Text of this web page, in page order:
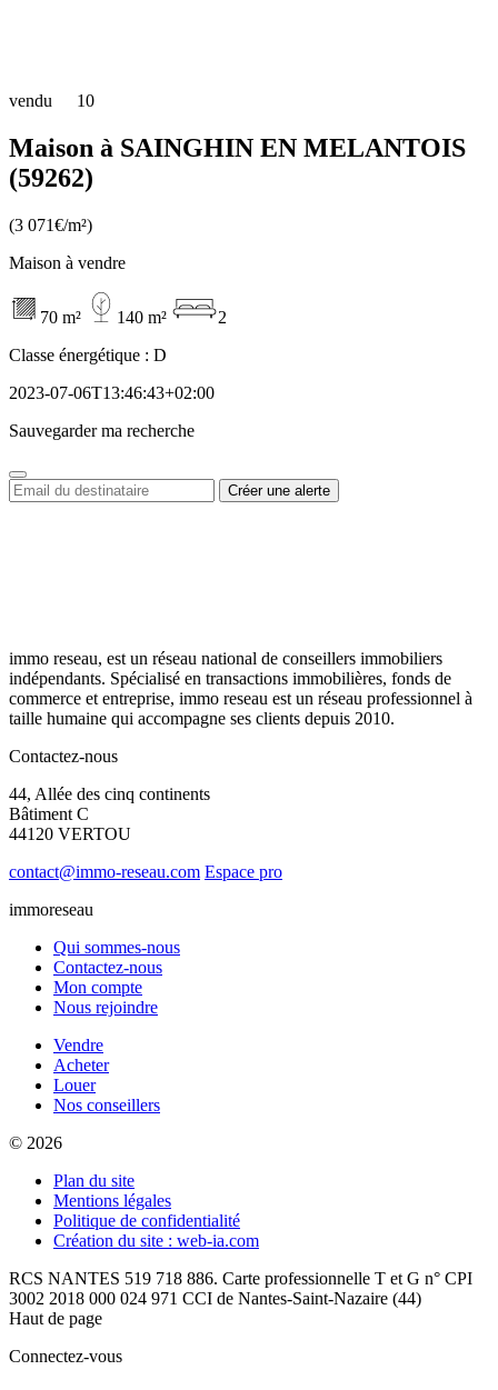
vendu 10
Maison à SAINGHIN EN MELANTOIS
(59262)
(3 071€/m²)
Maison à vendre
70 m² 140 m²
2
Classe énergétique : D
2023-07-06T13:46:43+02:00
Sauvegarder ma recherche
immo reseau, est un réseau national de conseillers immobiliers
indépendants. Spécialisé en transactions immobilières, fonds de
commerce et entreprise, immo reseau est un réseau professionnel à
taille humaine qui accompagne ses clients depuis 2010.
Contactez-nous
44, Allée des cinq continents
Bâtiment C
44120 VERTOU
contact@immo-reseau.com Espace pro
immoreseau
Qui sommes-nous
Contactez-nous
Mon compte
Nous rejoindre
Vendre
Acheter
Louer
Nos conseillers
© 2026
Plan du site
Mentions légales
Politique de confidentialité
Création du site : web-ia.com
RCS NANTES 519 718 886. Carte professionnelle T et G n° CPI
3002 2018 000 024 971 CCI de Nantes-Saint-Nazaire (44)
Haut de page
Connectez-vous